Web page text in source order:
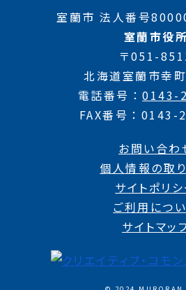
室蘭市 法人番号
室蘭市役所
〒051-
北海道室蘭市幸
電話番号
0143-
FAX番号
0143-
お問い合わ
個人情報の取
サイトポリシ
ご利用につ
サイトマッ